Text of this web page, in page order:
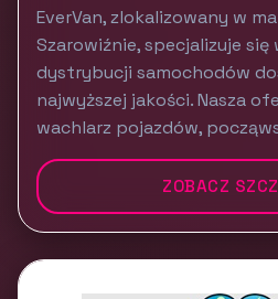
EverVan, zlokalizowany w
Szarowiźnie, specjalizuje się
dystrybucji samochodów
najwyższej jakości. Nasza
wachlarz pojazdów,
ZOBACZ